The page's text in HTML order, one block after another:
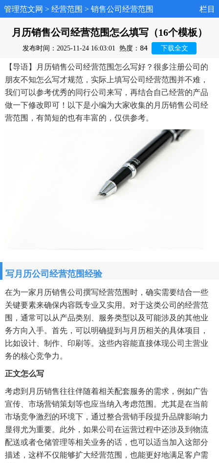
管理范文网 > 经营范围 > 销售公司经营范围 栏目
月历销售公司经营范围怎么填写（16个模板）
发布时间：2025-11-24 16:03:01 热度： 84 下载全文
【导语】月历销售公司经营范围怎么写好？很多注册公司的
朋友不知怎么写才规范，实际上填写公司经营范围并不难，
我们可以参考优秀的同行公司来写，再结合自己经营的产品
做一下修改即可！以下是小编为大家收集的月历销售公司经
营范围，有简短的也有丰富的，仅供参考。
写月历公司经营范围经验
在为一家月历销售公司撰写经营范围时，确实需要结合一些
关键要素来确保内容既专业又实用。对于这类公司的经营范
围，通常可以从产品类别、服务类型以及可能涉及的其他业
务方向入手。首先，可以明确提到与月历相关的具体项目，
比如设计、制作、印刷等。这些内容能直接体现公司主营业
务的核心竞争力。
正文怎么写
考虑到月历销售往往伴随着相关配套服务的需求，例如广告
宣传、市场营销策划等也应当纳入考虑范围。尤其是在当前
市场竞争激烈的环境下，通过整合营销手段提升品牌影响力
显得尤为重要。此外，如果公司在运营过程中还涉及到物流
配送或者仓储管理等相关业务的话，也可以适当加入这部分
描述，这样不仅能够扩大经营范围，也能更好地满足客户需